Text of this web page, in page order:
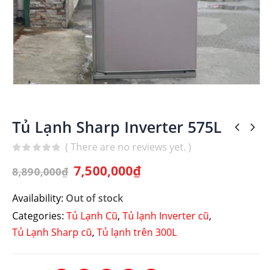
Tủ Lạnh Sharp Inverter 575L
( There are no reviews yet. )
8,890,000₫ 7,500,000₫
Availability: Out of stock
Categories: Tủ Lạnh Cũ, Tủ lạnh Inverter cũ,
Tủ Lạnh Sharp cũ, Tủ lạnh trên 300L